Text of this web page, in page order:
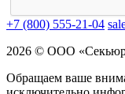
+7 (800) 555-21-04
2026 © ООО
Обращаем ваше